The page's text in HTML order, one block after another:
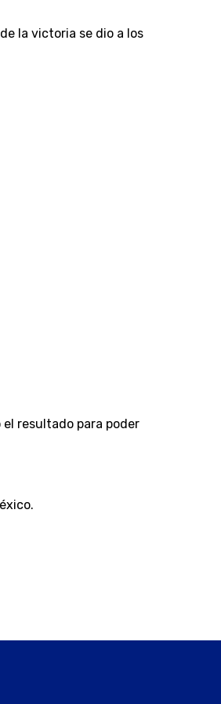
la victoria se dio a los
resultado para poder